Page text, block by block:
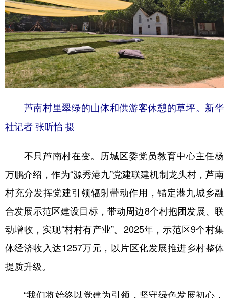
芦南村里翠绿的山体和供游客休憩的草坪。新华
社记者 张昕怡 摄
不只芦南村在变。历城区委党员教育中心主任杨
万鹏介绍，作为“源秀港九”党建联建机制龙头村，芦南
村充分发挥党建引领辐射带动作用，锚定港九城乡融
合发展示范区建设目标，带动周边8个村抱团发展、联
动增收，实现“村村有产业”。2025年，示范区9个村集
体经济收入达1257万元，以片区化发展推进乡村整体
提质升级。
“我们将始终以党建为引领，坚守绿色发展初心，